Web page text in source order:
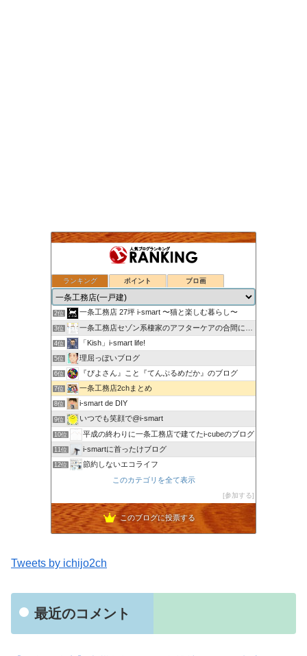
ランキング ポイント ブロ画
1位 nasu_star's blog
2位 一条工務店 27坪 i-smart 〜猫と楽しむ暮らし〜
3位 一条工務店セゾン系棲家のアフターケアの合間に綴るブログ
4位 「Kish」i-smart life!
5位 理屈っぽいブログ
6位 『ぴよさん』こと『てんぷるめだか』のブログ
7位 一条工務店2chまとめ
8位 i-smart de DIY
9位 いつでも笑顔で@i-smart
10位 平成の終わりに一条工務店で建てたi-cubeのブログ
11位 i-smartに首ったけブログ
12位 節約しないエコライフ
ボーダーコリーと床暖房のおうち
15位 わたしの家づくり│ハウスメーカーで注文住宅を建てよう
このカテゴリを全て表示
参加する
このブログに投票する
Tweets by ichijo2ch
最近のコメント